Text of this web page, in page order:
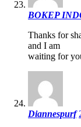
BOKEP
Thanks for
and I am
waiting for
Diannespurf